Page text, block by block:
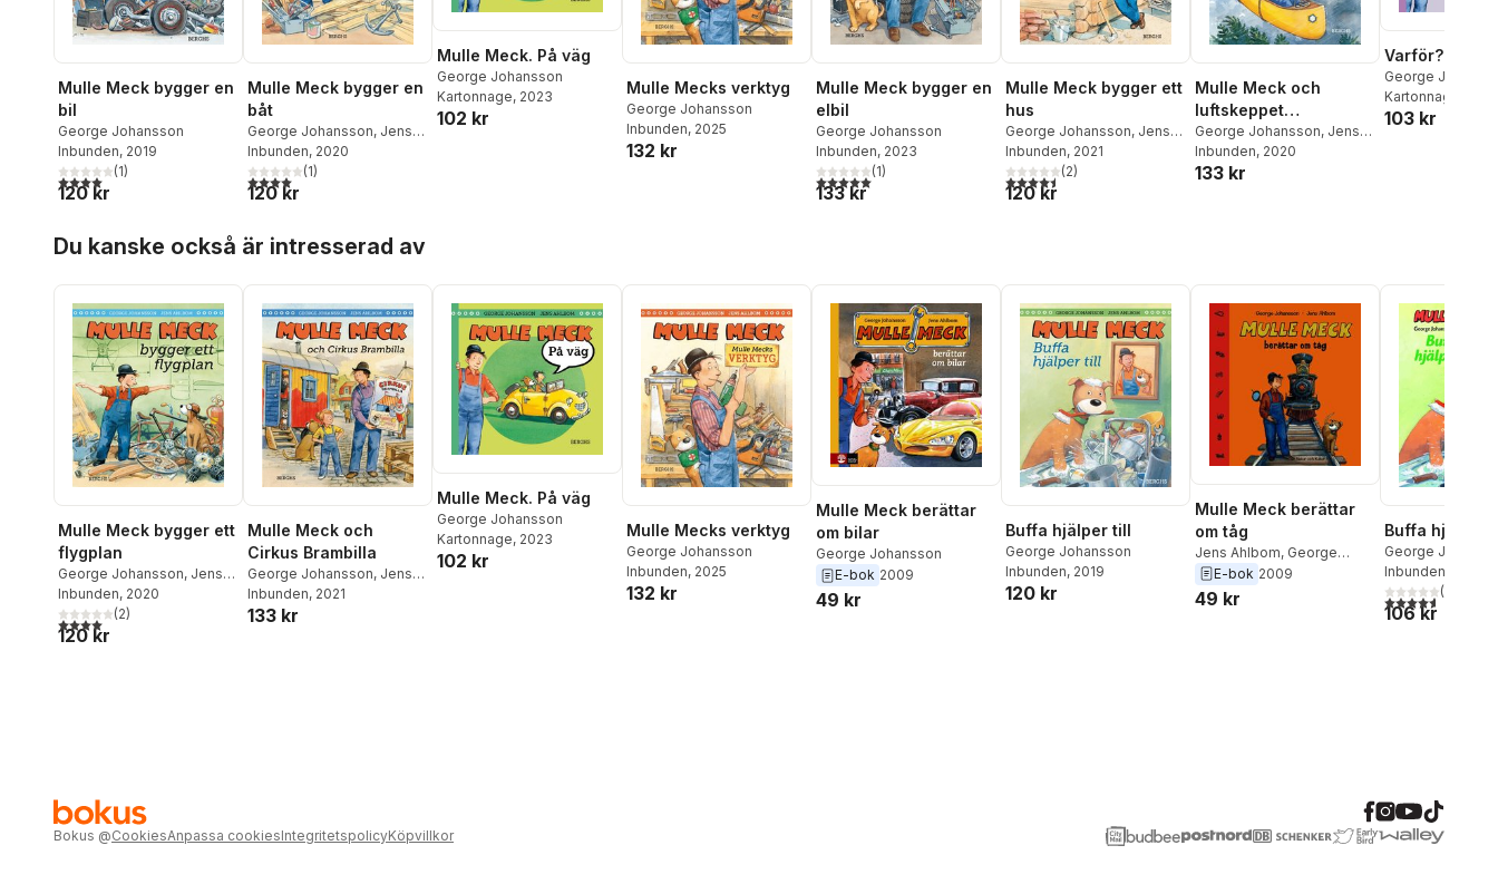
Mulle Meck bygger en
bil
George Johansson
Inbunden, 2019
4,0utav 5 stjärnor. Totalt antal röster:
(1)
120 kr
Mulle Meck bygger en
båt
George Johansson, Jens
Ahlbom
Inbunden, 2020
4,0utav 5 stjärnor. Totalt antal röster:
(1)
120 kr
Mulle Meck. På väg
George Johansson
Kartonnage, 2023
102 kr
Mulle Mecks verktyg
George Johansson
Inbunden, 2025
132 kr
Mulle Meck bygger en
elbil
George Johansson
Inbunden, 2023
5,0utav 5 stjärnor. Totalt antal röster:
(1)
133 kr
Mulle Meck bygger ett
hus
George Johansson, Jens
Ahlbom
Inbunden, 2021
4,5utav 5 stjärnor. Totalt antal röster:
(2)
120 kr
Mulle Meck och
luftskeppet
Rummelhumlan
George Johansson, Jens
Ahlbom
Inbunden, 2020
133 kr
Varför?
George
Kartonnage
103 kr
Du kanske också är intresserad av
Mulle Meck bygger ett
flygplan
George Johansson, Jens
Ahlbom
Inbunden, 2020
4,0utav 5 stjärnor. Totalt antal röster:
(2)
120 kr
Mulle Meck och
Cirkus Brambilla
George Johansson, Jens
Ahlbom
Inbunden, 2021
133 kr
Mulle Meck. På väg
George Johansson
Kartonnage, 2023
102 kr
Mulle Mecks verktyg
George Johansson
Inbunden, 2025
132 kr
Mulle Meck berättar
om bilar
George Johansson
E-bok 2009
49 kr
Buffa hjälper till
George Johansson
Inbunden, 2019
120 kr
Mulle Meck berättar
om tåg
Jens Ahlbom, George
Johansson
E-bok 2009
49 kr
Buffa hjälper
George
Inbunden
4,6utav 5(
106 kr
Bokus @CookiesAnpassa cookiesIntegritetspolicyKöpvillkor